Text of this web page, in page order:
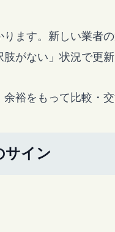
ます。新しい業者
がない」状況で更
裕をもって比較・
サイン